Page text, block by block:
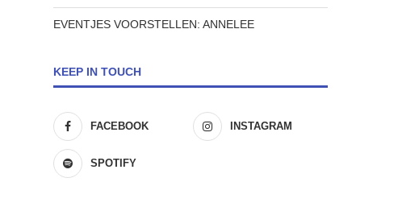
EVENTJES VOORSTELLEN: ANNELEE
KEEP IN TOUCH
FACEBOOK INSTAGRAM
SPOTIFY